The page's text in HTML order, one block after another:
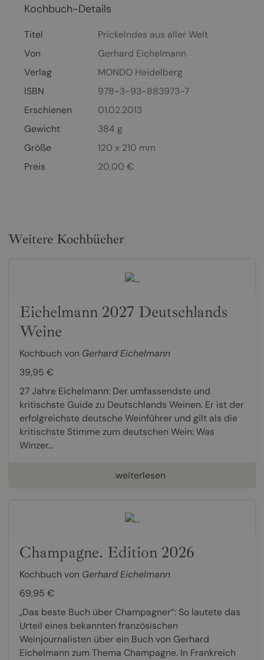
Kochbuch-Details
Titel
Prickelndes aus aller Welt
Von
Gerhard Eichelmann
Verlag
MONDO Heidelberg
ISBN
978-3-93-883973-7
Erschienen
01.02.2013
Gewicht
384 g
Größe
120 x 210 mm
Preis
20,00 €
Weitere Kochbücher
Eichelmann 2027 Deutschlands
Weine
Kochbuch von Gerhard Eichelmann
39,95 €
27 Jahre Eichelmann: Der umfassendste und
kritischste Guide zu Deutschlands Weinen. Er ist der
erfolgreichste deutsche Weinführer und gilt als die
kritischste Stimme zum deutschen Wein: Was
Winzer...
weiterlesen
Champagne. Edition 2026
Kochbuch von Gerhard Eichelmann
69,95 €
„Das beste Buch über Champagner“: So lautete das
Urteil eines bekannten französischen
Weinjournalisten über ein Buch von Gerhard
Eichelmann zum Thema Champagne. In Frankreich